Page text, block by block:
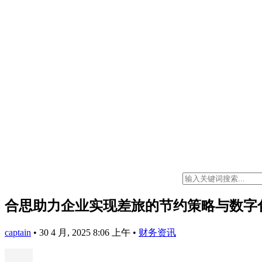
合思助力企业实现差旅的节约策略与数字
captain • 30 4 月, 2025 8:06 上午 • 财务资讯